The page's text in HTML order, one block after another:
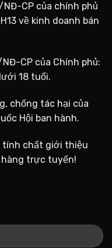
CP của chính phủ
về kinh doanh bán
CP của Chính phủ:
18 tuổi.
chống tác hại của
Hội ban hành.
tính chất giới thiệu
hàng trực tuyến!